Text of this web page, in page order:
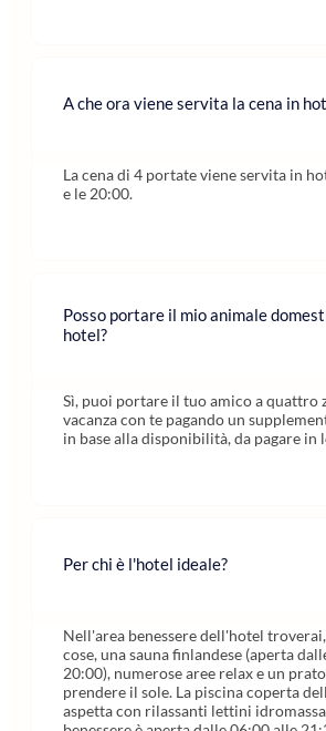
A che ora viene servita la cena in
La cena di 4 portate viene servita in
e le 20:00.
Posso portare il mio animale
hotel?
Sì, puoi portare il tuo amico a quattro
vacanza con te pagando un
in base alla disponibilità, da pagare in
Per chi è l'hotel ideale?
Nell'area benessere dell'hotel
cose, una sauna finlandese (aperta
20:00), numerose aree relax e un
prendere il sole. La piscina coperta
aspetta con rilassanti lettini